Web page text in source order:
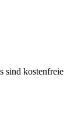
sind kostenfreie